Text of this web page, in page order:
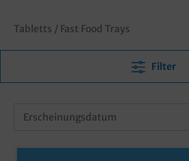
Tabletts / Fast Food Trays
Filter